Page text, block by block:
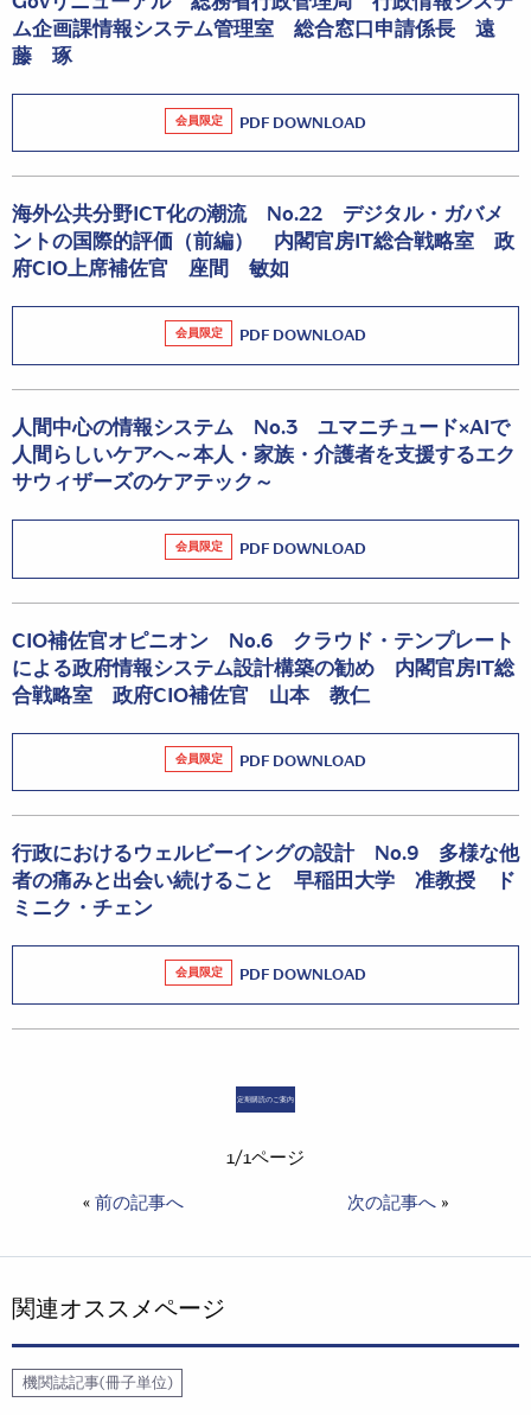
ム企画課情報システム管理室 総合窓口申請係長 遠
藤 琢
会員限定 PDF DOWNLOAD
海外公共分野ICT化の潮流 No.22 デジタル・ガバメ
ントの国際的評価（前編） 内閣官房IT総合戦略室 政
府CIO上席補佐官 座間 敏如
会員限定 PDF DOWNLOAD
人間中心の情報システム No.3 ユマニチュード×AIで
人間らしいケアへ～本人・家族・介護者を支援するエク
サウィザーズのケアテック～
会員限定 PDF DOWNLOAD
CIO補佐官オピニオン No.6 クラウド・テンプレート
による政府情報システム設計構築の勧め 内閣官房IT総
合戦略室 政府CIO補佐官 山本 教仁
会員限定 PDF DOWNLOAD
行政におけるウェルビーイングの設計 No.9 多様な他
者の痛みと出会い続けること 早稲田大学 准教授 ド
ミニク・チェン
会員限定 PDF DOWNLOAD
定期購読のご案内
1/1ページ
« 前の記事へ 次の記事へ »
関連オススメページ
機関誌記事(冊子単位)